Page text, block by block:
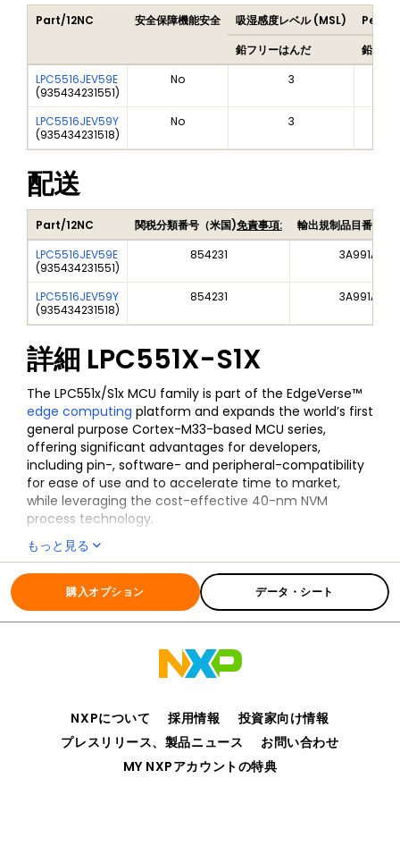
Part/12NC 安全保障機能安全 吸湿感度レベル (MSL)
Peak
鉛フリーはんだ
鉛はん
LPC5516JEV59E
(935434231551)
No 3
LPC5516JEV59Y
(935434231518)
No 3
配送
Part/12NC 関税分類番号（米国)免責事項:
輸出規制品目番号（
LPC5516JEV59E
(935434231551)
854231 3A991A2
LPC5516JEV59Y
(935434231518)
854231 3A991A2
詳細 LPC551X-S1X
The LPC551x/S1x MCU family is part of the EdgeVerse™
edge computing platform and expands the world’s first
general purpose Cortex-M33-based MCU series,
offering significant advantages for developers,
including pin-, software- and peripheral-compatibility
for ease of use and to accelerate time to market,
while leveraging the cost-effective 40-nm NVM
process technology.
The LPC551x/S1x is the baseline family within the
LPC5500 MCU series inclusive of LPC5516x, LPC55S16x,
LPC5514x, LPC55S14x, LPC5512x MCUs, providing new
levels of cost and performance efficiency in addition
to advanced security and system integration for
Built with advanced security in mind, the LPC55S16 MCU
is part of the Certified EdgeLock® Assurance program
the PSA Certified™ scheme co-developed by Arm and
the GlobalPlatform Security Evaluation Standard for IoT
Platforms (SESIP).
もっと見る
全ての情報 LPC551X-S1X
購入オプション データ・シート
NXPについて 採用情報
投資家向け情報
プレスリリース、製品ニュース
お問い合わせ
MY NXPアカウントの特典